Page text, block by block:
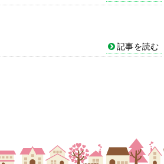
記事を読む